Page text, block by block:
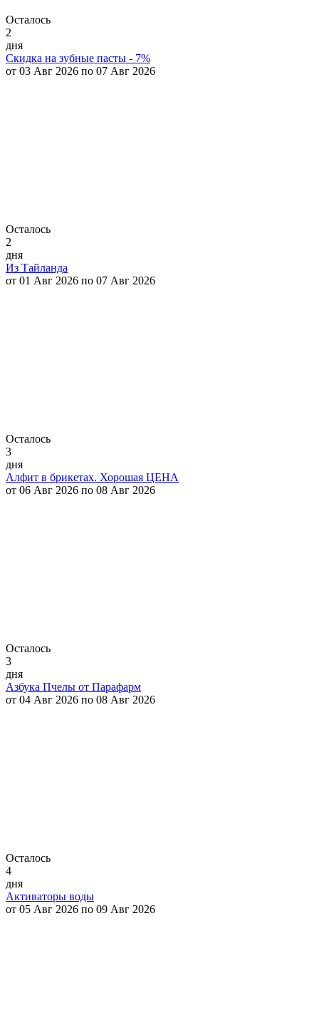
Осталось
2
дня
Скидка на зубные пасты - 7%
от 03 Авг 2026 по 07 Авг 2026
Осталось
2
дня
Из Тайланда
от 01 Авг 2026 по 07 Авг 2026
Осталось
3
дня
Алфит в брикетах. Хорошая ЦЕНА
от 06 Авг 2026 по 08 Авг 2026
Осталось
3
дня
Азбука Пчелы от Парафарм
от 04 Авг 2026 по 08 Авг 2026
Осталось
4
дня
Активаторы воды
от 05 Авг 2026 по 09 Авг 2026